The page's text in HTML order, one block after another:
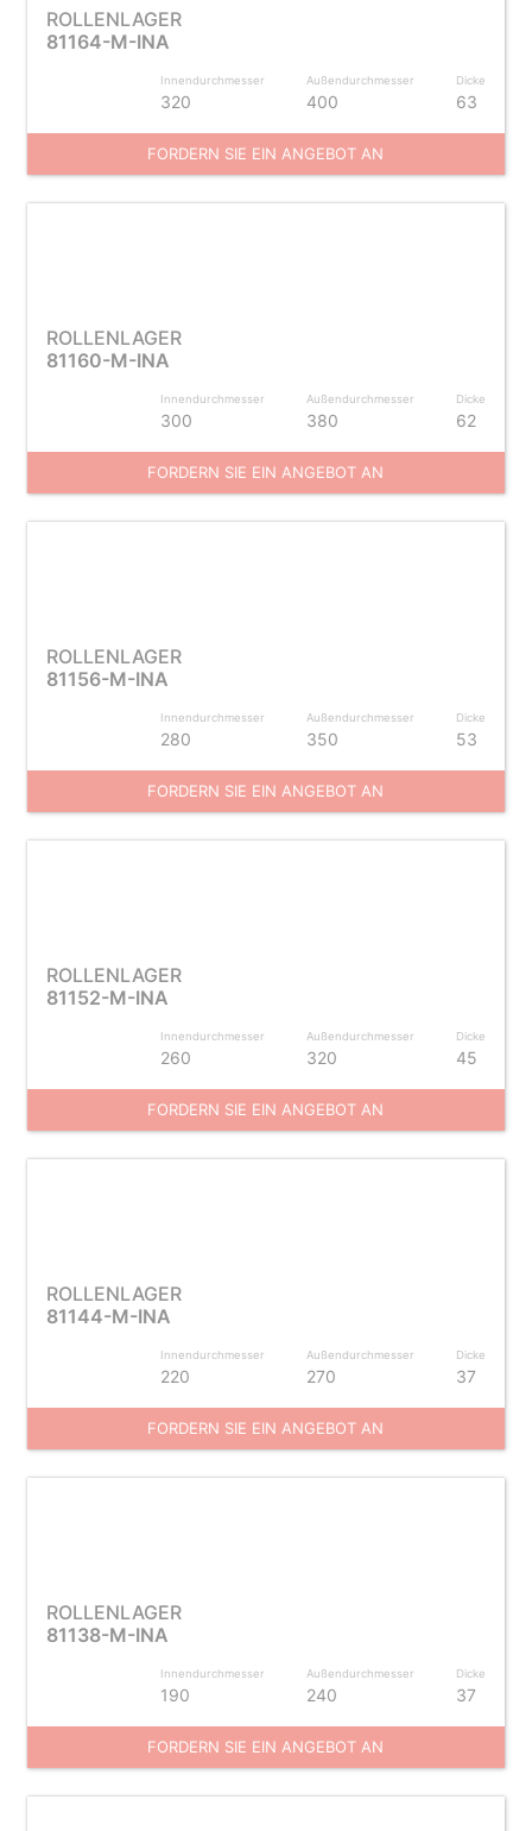
ROLLENLAGER
81164-M-INA
Innendurchmesser
320
Außendurchmesser
400
Dicke
63
FORDERN SIE EIN ANGEBOT AN
ROLLENLAGER
81160-M-INA
Innendurchmesser
300
Außendurchmesser
380
Dicke
62
FORDERN SIE EIN ANGEBOT AN
ROLLENLAGER
81156-M-INA
Innendurchmesser
280
Außendurchmesser
350
Dicke
53
FORDERN SIE EIN ANGEBOT AN
ROLLENLAGER
81152-M-INA
Innendurchmesser
260
Außendurchmesser
320
Dicke
45
FORDERN SIE EIN ANGEBOT AN
ROLLENLAGER
81144-M-INA
Innendurchmesser
220
Außendurchmesser
270
Dicke
37
FORDERN SIE EIN ANGEBOT AN
ROLLENLAGER
81138-M-INA
Innendurchmesser
190
Außendurchmesser
240
Dicke
37
FORDERN SIE EIN ANGEBOT AN